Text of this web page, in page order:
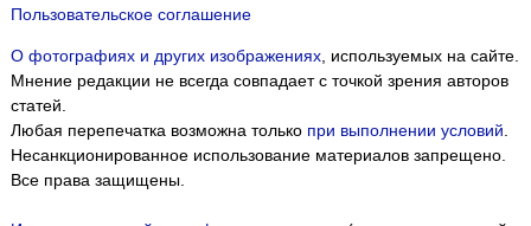
Пользовательское соглашение
О фотографиях и других изображениях, используемых на сайте.
Мнение редакции не всегда совпадает с точкой зрения авторов
статей.
Любая перепечатка возможна только при выполнении условий
Несанкционированное использование материалов запрещено.
Все права защищены.